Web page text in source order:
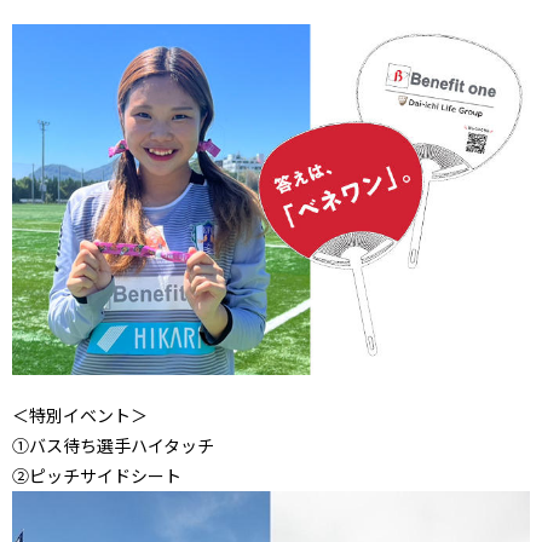
＜特別イベント＞
①バス待ち選手ハイタッチ
②ピッチサイドシート